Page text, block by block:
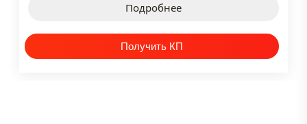
Подробнее